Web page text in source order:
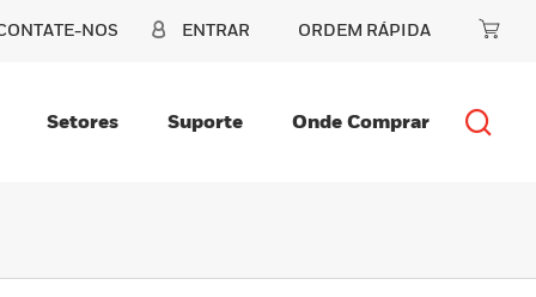
NOS ENTRAR ORDEM RÁPIDA
Setores Suporte Onde Comprar